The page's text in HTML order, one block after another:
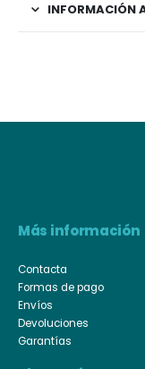
INFORMACIÓN
Más información
Contacta
Formas de pago
Envíos
Devoluciones
Garantías